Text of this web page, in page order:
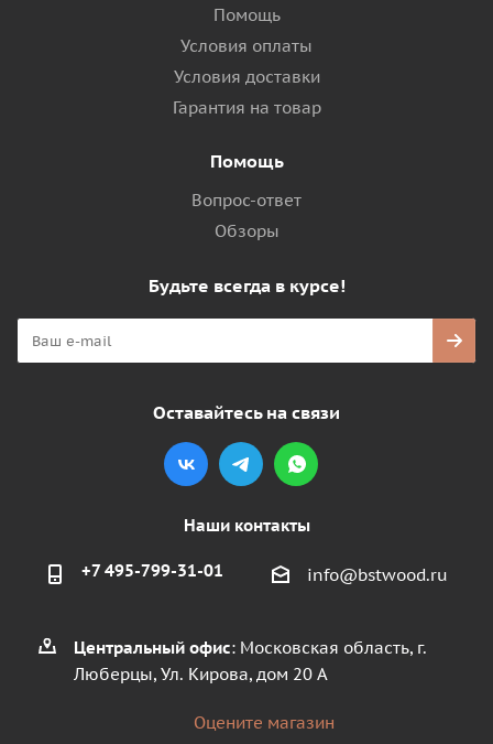
Помощь
Условия оплаты
Условия доставки
Гарантия на товар
Помощь
Вопрос-ответ
Обзоры
Будьте всегда в курсе!
Оставайтесь на связи
Наши контакты
+7 495-799-31-01 info@bstwood.ru
Центральный офис: Московская область, г.
Люберцы, Ул. Кирова, дом 20 А
Оцените магазин